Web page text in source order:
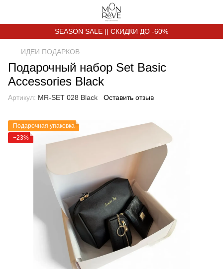
SEASON SALE || СКИДКИ ДО -60%
ИДЕИ ПОДАРКОВ
Подарочный набор Set Basic
Accessories Black
Артикул: MR-SET 028 Black Оставить отзыв
Подарочная упаковка
−23%